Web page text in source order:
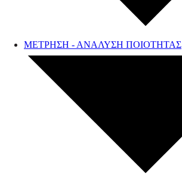
ΜΕΤΡΗΣΗ - ΑΝΑΛΥΣΗ ΠΟΙΟΤΗΤΑΣ